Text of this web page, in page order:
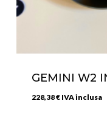
GEMINI W2
228,38€ IVA inclusa